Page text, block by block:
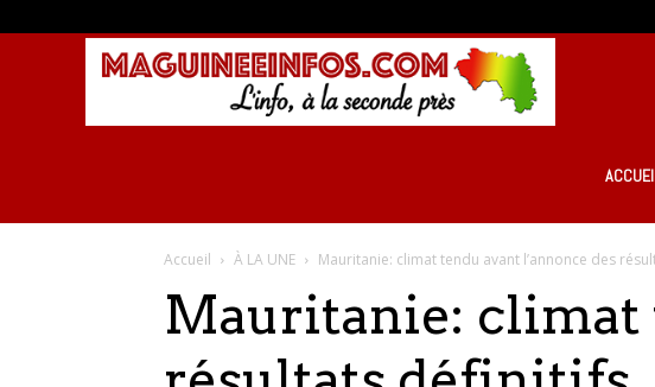
Guinée
Infos
Accueil À LA UNE Mauritanie: climat tendu avant l’annonce des
Mauritanie: climat